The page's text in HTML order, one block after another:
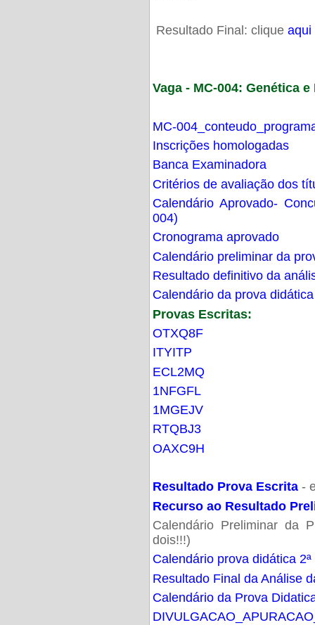
Resultado Final: clique aqui
Vaga - MC-004: Genética
MC-
Inscrições homologadas
Banca Examinadora
Critérios de avaliação dos
Calendário Aprovado-
004)
Cronograma aprovado
Calendário preliminar da
Resultado definitivo da
Calendário da prova didática
Provas Escritas:
OTXQ8F
ITYITP
ECL2MQ
1NFGFL
1MGEJV
RTQBJ3
OAXC9H
Resultado Prova Escrita -
Recurso ao Resultado
Calendário Preliminar da
dois!!!)
Calendário prova didática
Resultado Final da Análise
Calendário da Prova